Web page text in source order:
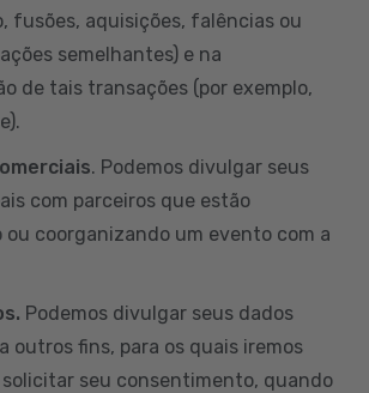
fusões, aquisições, falências ou
semelhantes) e na
de tais transações (por exemplo,
. Podemos divulgar seus
com parceiros que estão
ou coorganizando um evento com a
Podemos divulgar seus dados
outros fins, para os quais iremos
seu consentimento, quando